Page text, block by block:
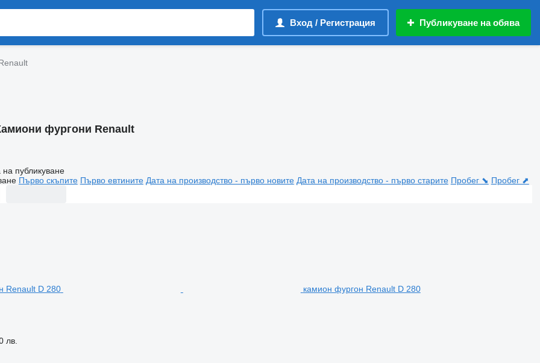
Вход / Регистрация Публикуване на обява
фургони Renault
на публикуване
Първо скъпите Първо евтините Дата на производство - първо новите Дата на производство - първо старите Пробег ⬊ Пробег ⬈
камион фургон Renault D 280
лв.